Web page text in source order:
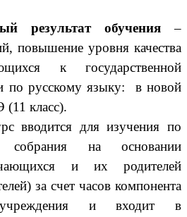
результат обучения –
повышение уровня качества
к государственной
по русскому языку: в новой
класс).
вводится для изучения по
на основании
и их родителей
за счет часов компонента
учреждения и входит в